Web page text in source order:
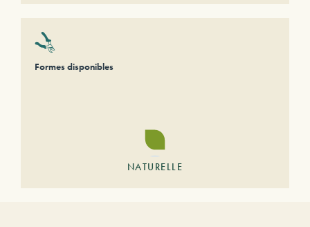
Formes disponibles
NATURELLE